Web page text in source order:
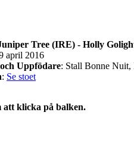
Tree (IRE) - Holly
april 2016
Uppfödare: Stall Bonne
: Se stoet
att klicka på balken.